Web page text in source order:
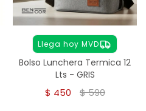
Llega hoy MVD
Bolso Lunchera Termica 12
Lts - GRIS
$ 450 $590